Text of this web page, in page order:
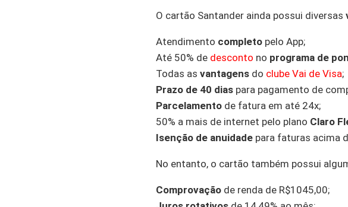
O cartão Santander ainda possui diversas
Atendimento completo pelo App;
Até 50% de desconto no programa de
Todas as vantagens do clube Vai de Visa;
Prazo de 40 dias para pagamento de
Parcelamento de fatura em até 24x;
50% a mais de internet pelo plano Claro
Isenção de anuidade para faturas acima
No entanto, o cartão também possui
Comprovação de renda de R$1045,00;